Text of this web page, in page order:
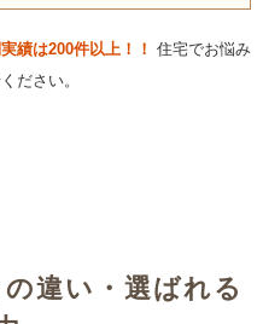
績は200件以上！！ 住宅でお悩み
ださい。
違い・選ばれる